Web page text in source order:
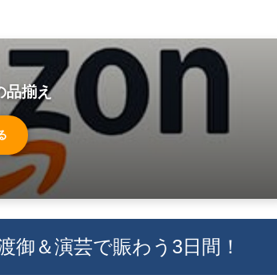
品揃え
御＆演芸で賑わう3日間！